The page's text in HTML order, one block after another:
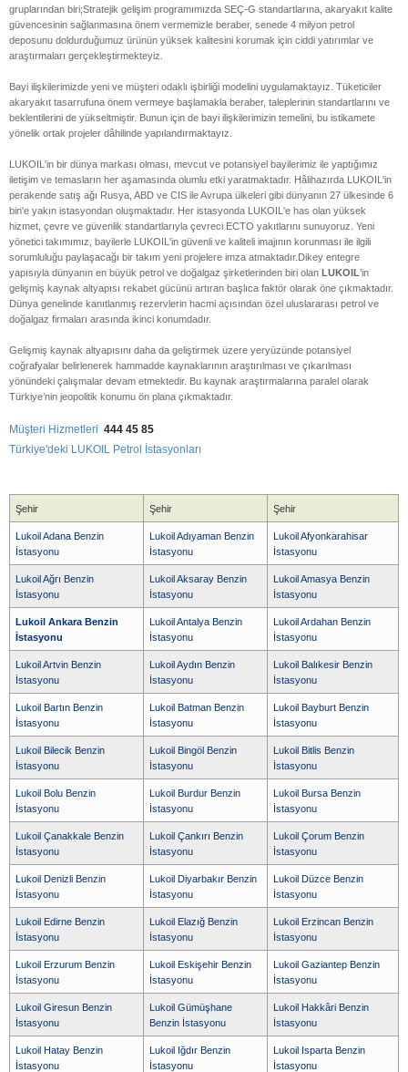
gruplarından biri;Stratejik gelişim programımızda SEÇ-G standartlarına, akaryakıt kalite
güvencesinin sağlanmasına önem vermemizle beraber, senede 4 milyon petrol
deposunu doldurduğumuz ürünün yüksek kalitesini korumak için ciddi yatırımlar ve
araştırmaları gerçekleştirmekteyiz.
Bayi ilişkilerimizde yeni ve müşteri odaklı işbirliği modelini uygulamaktayız. Tüketiciler
akaryakıt tasarrufuna önem vermeye başlamakla beraber, taleplerinin standartlarını ve
beklentilerini de yükseltmiştir. Bunun için de bayi ilişkilerimizin temelini, bu istikamete
yönelik ortak projeler dâhilinde yapılandırmaktayız.
LUKOIL'in bir dünya markası olması, mevcut ve potansiyel bayilerimiz ile yaptığımız
iletişim ve temasların her aşamasında olumlu etki yaratmaktadır. Hâlihazırda LUKOIL'in
perakende satış ağı Rusya, ABD ve CIS ile Avrupa ülkeleri gibi dünyanın 27 ülkesinde 6
bin'e yakın istasyondan oluşmaktadır. Her istasyonda LUKOIL'e has olan yüksek
hizmet, çevre ve güvenlik standartlarıyla çevreci ECTO yakıtlarını sunuyoruz. Yeni
yönetici takımımız, bayilerle LUKOIL'in güvenli ve kaliteli imajının korunması ile ilgili
sorumluluğu paylaşacağı bir takım yeni projelere imza atmaktadır. Dikey entegre
yapısıyla dünyanın en büyük petrol ve doğalgaz şirketlerinden biri olan LUKOIL’in
gelişmiş kaynak altyapısı rekabet gücünü artıran başlıca faktör olarak öne çıkmaktadır.
Dünya genelinde kanıtlanmış rezervlerin hacmi açısından özel uluslararası petrol ve
doğalgaz firmaları arasında ikinci konumdadır.
Gelişmiş kaynak altyapısını daha da geliştirmek üzere yeryüzünde potansiyel
coğrafyalar belirlenerek hammadde kaynaklarının araştırılması ve çıkarılması
yönündeki çalışmalar devam etmektedir. Bu kaynak araştırmalarına paralel olarak
Türkiye’nin jeopolitik konumu ön plana çıkmaktadır.
Müşteri Hizmetleri 444 45 85
Türkiye'deki LUKOIL Petrol İstasyonları
Şehir Şehir Şehir
Lukoil Adana Benzin
İstasyonu
Lukoil Adıyaman Benzin
İstasyonu
Lukoil Afyonkarahisar
İstasyonu
Lukoil Ağrı Benzin
İstasyonu
Lukoil Aksaray Benzin
İstasyonu
Lukoil Amasya Benzin
İstasyonu
Lukoil Ankara Benzin
İstasyonu
Lukoil Antalya Benzin
İstasyonu
Lukoil Ardahan Benzin
İstasyonu
Lukoil Artvin Benzin
İstasyonu
Lukoil Aydın Benzin
İstasyonu
Lukoil Balıkesir Benzin
İstasyonu
Lukoil Bartın Benzin
İstasyonu
Lukoil Batman Benzin
İstasyonu
Lukoil Bayburt Benzin
İstasyonu
Lukoil Bilecik Benzin
İstasyonu
Lukoil Bingöl Benzin
İstasyonu
Lukoil Bitlis Benzin
İstasyonu
Lukoil Bolu Benzin
İstasyonu
Lukoil Burdur Benzin
İstasyonu
Lukoil Bursa Benzin
İstasyonu
Lukoil Çanakkale Benzin
İstasyonu
Lukoil Çankırı Benzin
İstasyonu
Lukoil Çorum Benzin
İstasyonu
Lukoil Denizli Benzin
İstasyonu
Lukoil Diyarbakır Benzin
İstasyonu
Lukoil Düzce Benzin
İstasyonu
Lukoil Edirne Benzin
İstasyonu
Lukoil Elazığ Benzin
İstasyonu
Lukoil Erzincan Benzin
İstasyonu
Lukoil Erzurum Benzin
İstasyonu
Lukoil Eskişehir Benzin
İstasyonu
Lukoil Gaziantep Benzin
İstasyonu
Lukoil Giresun Benzin
İstasyonu
Lukoil Gümüşhane
Benzin İstasyonu
Lukoil Hakkâri Benzin
İstasyonu
Lukoil Hatay Benzin
İstasyonu
Lukoil Iğdır Benzin
İstasyonu
Lukoil Isparta Benzin
İstasyonu